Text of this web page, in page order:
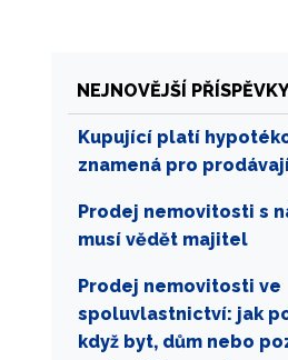
NEJNOVĚJŠÍ
Kupující platí
znamená pro
Prodej nemovitosti s
musí vědět majitel
Prodej nemovitosti ve
spoluvlastnictví: jak
když byt, dům nebo